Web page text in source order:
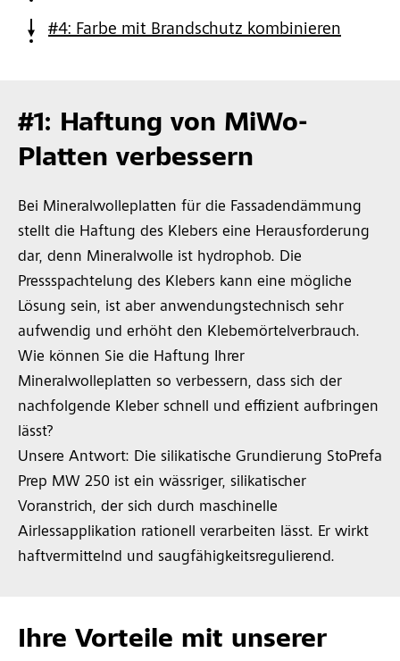
#4: Farbe mit Brandschutz kombinieren
#1: Haftung von MiWo-
Platten verbessern
Bei Mineralwolleplatten für die Fassadendämmung
stellt die Haftung des Klebers eine Herausforderung
dar, denn Mineralwolle ist hydrophob. Die
Pressspachtelung des Klebers kann eine mögliche
Lösung sein, ist aber anwendungstechnisch sehr
aufwendig und erhöht den Klebemörtelverbrauch.
Wie können Sie die Haftung Ihrer
Mineralwolleplatten so verbessern, dass sich der
nachfolgende Kleber schnell und effizient aufbringen
lässt?
Unsere Antwort: Die silikatische Grundierung StoPrefa
Prep MW 250 ist ein wässriger, silikatischer
Voranstrich, der sich durch maschinelle
Airlessapplikation rationell verarbeiten lässt. Er wirkt
haftvermittelnd und saugfähigkeitsregulierend.
Ihre Vorteile mit unserer